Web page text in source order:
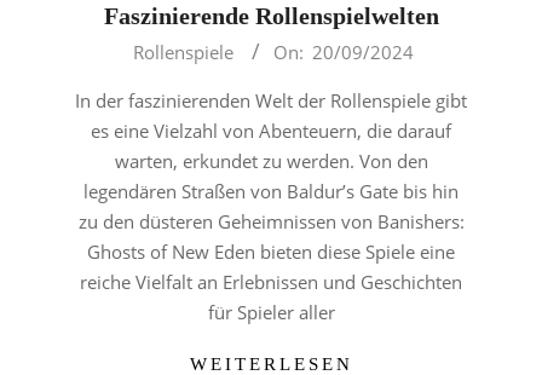
Faszinierende Rollenspielwelten
20
Rollenspiele On: 20/09/2024
In der faszinierenden Welt der Rollenspiele gibt
es eine Vielzahl von Abenteuern, die darauf
warten, erkundet zu werden. Von den
legendären Straßen von Baldur’s Gate bis hin
zu den düsteren Geheimnissen von Banishers:
Ghosts of New Eden bieten diese Spiele eine
reiche Vielfalt an Erlebnissen und Geschichten
für Spieler aller
WEITERLESEN